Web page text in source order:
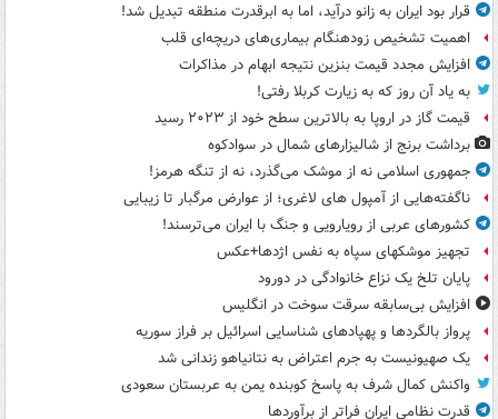
قرار بود ایران به زانو درآید، اما به ابرقدرت منطقه تبدیل شد!
اهمیت تشخیص زودهنگام بیماری‌های دریچه‌ای قلب
افزایش مجدد قیمت بنزین نتیجه ابهام در مذاکرات
به یاد آن روز که به زیارت کربلا رفتی!
قیمت گاز در اروپا به بالاترین سطح خود از ۲۰۲۳ رسید
برداشت برنج از شالیزارهای شمال در سوادکوه
جمهوری اسلامی نه از موشک می‌گذرد، نه از تنگه هرمز!
ناگفته‌هایی از آمپول های لاغری؛ از عوارض مرگبار تا زیبایی
کشورهای عربی از رویارویی و جنگ با ایران می‌ترسند!
تجهیز موشکهای سپاه به نفس اژدها+عکس
پایان تلخ یک نزاع خانوادگی در دورود
افزایش بی‌سابقه سرقت سوخت در انگلیس
پرواز بالگردها و پهپادهای شناسایی اسرائیل بر فراز سوریه
یک صهیونیست به جرم اعتراض به نتانیاهو زندانی شد
واکنش کمال شرف به پاسخ کوبنده یمن به عربستان سعودی
قدرت نظامی ایران فراتر از برآوردها